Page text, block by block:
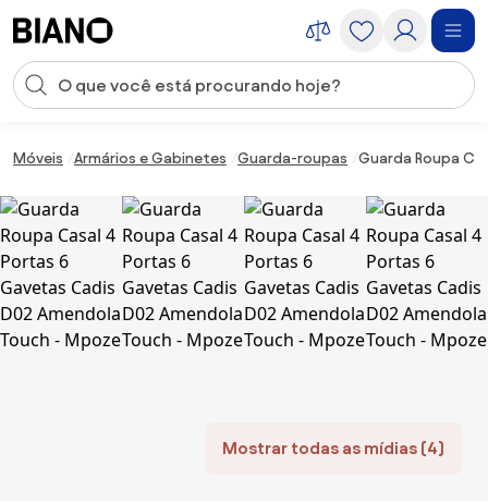
Entrada de pesquisa
Móveis Armários e Gabinetes Guarda-roupas Guarda Roupa
Mostrar todas as mídias (4)